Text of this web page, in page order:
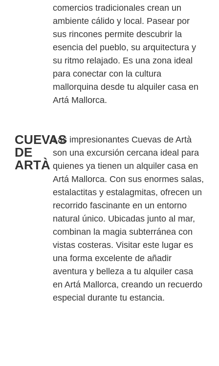
comercios tradicionales crean un
ambiente cálido y local. Pasear por
sus rincones permite descubrir la
esencia del pueblo, su arquitectura y
su ritmo relajado. Es una zona ideal
para conectar con la cultura
mallorquina desde tu alquiler casa en
Artá Mallorca.
CUEVAS
DE
ARTÀ
Las impresionantes Cuevas de Artà
son una excursión cercana ideal para
quienes ya tienen un alquiler casa en
Artá Mallorca. Con sus enormes salas,
estalactitas y estalagmitas, ofrecen un
recorrido fascinante en un entorno
natural único. Ubicadas junto al mar,
combinan la magia subterránea con
vistas costeras. Visitar este lugar es
una forma excelente de añadir
aventura y belleza a tu alquiler casa
en Artá Mallorca, creando un recuerdo
especial durante tu estancia.